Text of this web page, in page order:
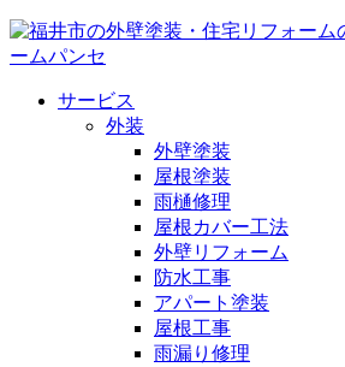
サービス
外装
外壁塗装
屋根塗装
雨樋修理
屋根カバー工法
外壁リフォーム
防水工事
アパート塗装
屋根工事
雨漏り修理